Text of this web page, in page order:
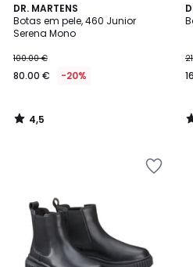
DR. MARTENS
Botas em pele, 460 Junior
Serena Mono
100.00 €
80.00 € -20%
4,5
/ 5
4,5
/
/